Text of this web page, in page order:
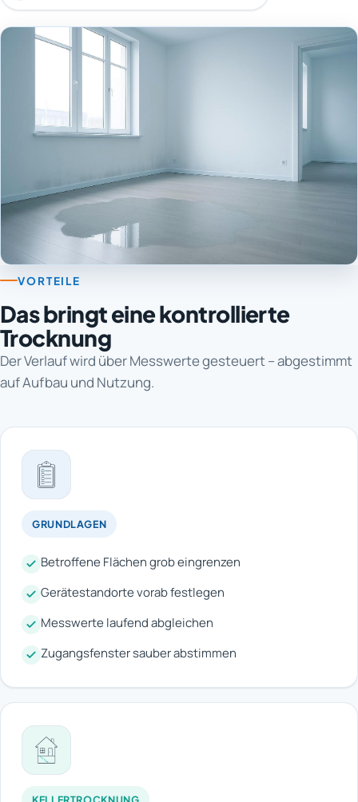
VORTEILE
Das bringt eine kontrollierte
Trocknung
Der Verlauf wird über Messwerte gesteuert – abgestimmt
auf Aufbau und Nutzung.
GRUNDLAGEN
Betroffene Flächen grob eingrenzen
Gerätestandorte vorab festlegen
Messwerte laufend abgleichen
Zugangsfenster sauber abstimmen
KELLERTROCKNUNG